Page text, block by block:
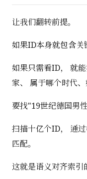
让我们翻转前提。
如果ID本身就包含关
如果只需看ID， 就
家、 属于哪个时代
要找"19世纪德国男
扫描十亿个ID， 通
匹配。
这就是语义对齐索引